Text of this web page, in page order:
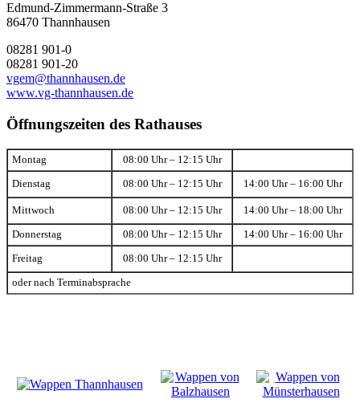
Edmund-Zimmermann-Straße 3
86470 Thannhausen
08281 901-0
08281 901-20
vgem@thannhausen.de
www.vg-thannhausen.de
Öffnungszeiten des Rathauses
Montag 08:00 Uhr – 12:15 Uhr
Dienstag 08:00 Uhr – 12:15 Uhr 14:00 Uhr – 16:00 Uhr
Mittwoch 08:00 Uhr – 12:15 Uhr 14:00 Uhr – 18:00 Uhr
Donnerstag 08:00 Uhr – 12:15 Uhr 14:00 Uhr – 16:00 Uhr
Freitag 08:00 Uhr – 12:15 Uhr
oder nach Terminabsprache